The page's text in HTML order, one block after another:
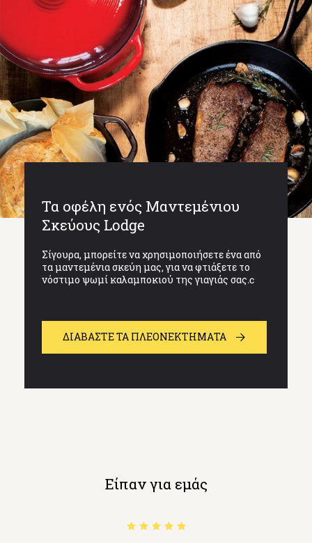
Τα οφέλη ενός Μαντεμένιου
Σκεύους Lodge
Σίγουρα, μπορείτε να χρησιμοποιήσετε ένα από
τα μαντεμένια σκεύη μας, για να φτιάξετε το
νόστιμο ψωμί καλαμποκιού της γιαγιάς σας.c
ΔΙΑΒΆΣΤΕ ΤΑ ΠΛΕΟΝΕΚΤΗΜΑΤΑ
Είπαν για εμάς